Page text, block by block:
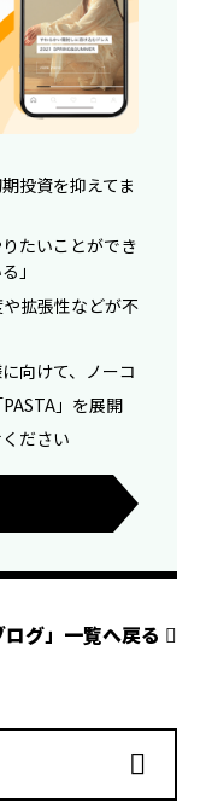
投資を抑えてま
たいことができ
」
や拡張性などが不
向けて、ノーコ
」を展開
ださい
ログ」一覧へ戻る